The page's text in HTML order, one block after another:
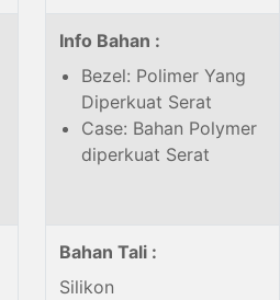
Info Bahan :
Bezel: Polimer Yang
Diperkuat Serat
Case: Bahan Polymer
diperkuat Serat
Bahan Tali :
Silikon